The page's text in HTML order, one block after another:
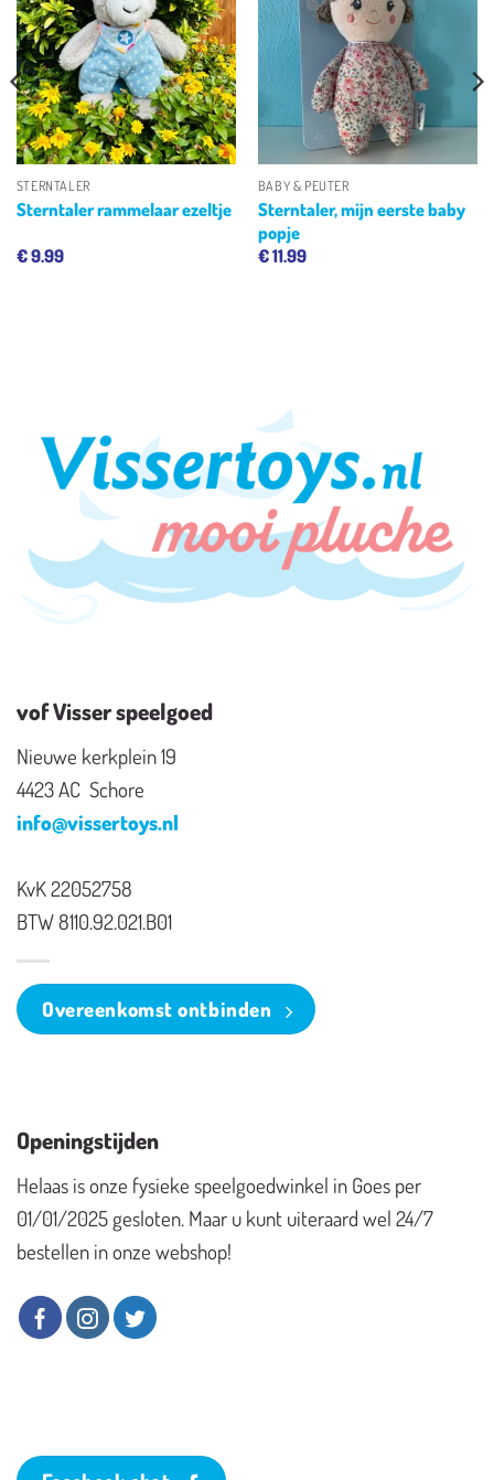
Toevoegen
aan
verlanglijst
STERNTALER
Sterntaler rammelaar ezeltje
€9.99
Toevoegen
verlanglijst
BABY & PEUTER
Sterntaler, mijn eerste baby
popje
€11.99
vof Visser speelgoed
Nieuwe kerkplein 19
4423 AC Schore
info@vissertoys.nl
KvK 22052758
BTW 8110.92.021.B01
Overeenkomst ontbinden
Openingstijden
Helaas is onze fysieke speelgoedwinkel in Goes per
01/01/2025 gesloten. Maar u kunt uiteraard wel 24/7
bestellen in onze webshop!